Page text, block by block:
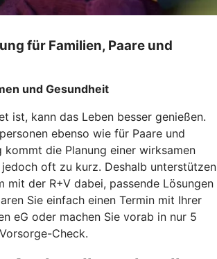
für Familien, Paare und
und Gesundheit
ist, kann das Leben besser genießen.
ebenso wie für Paare und
kommt die Planung einer wirksamen
oft zu kurz. Deshalb unterstützen
mit der R+V dabei, passende Lösungen
Sie einfach einen Termin mit Ihrer
eG oder machen Sie vorab in nur 5
Check.